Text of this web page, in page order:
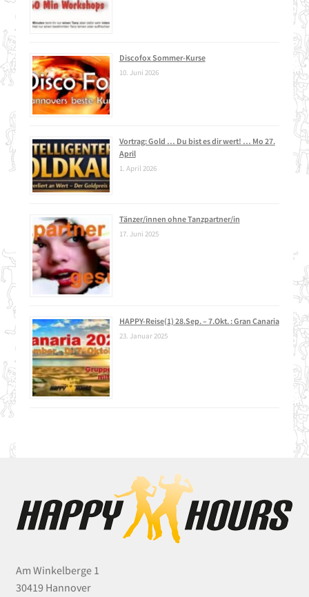
Discofox Sommer-Kurse
10. Juni 2026
Vortrag: Gold … Du bist es dir wert! … Mo 27.
April
1. April 2026
Tänzer/innen ohne Tanzpartner/in
17. Juni 2025
HAPPY-Reise(1) 28.Sep. – 7.Okt. : Gran Canaria
23. Januar 2025
Am Winkelberge 1
30419 Hannover